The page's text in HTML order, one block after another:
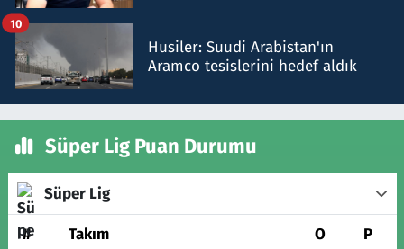
Husiler: Suudi Arabistan'ın
Aramco tesislerini hedef aldık
10
Süper Lig Puan Durumu
Süper Lig
# Takım O P